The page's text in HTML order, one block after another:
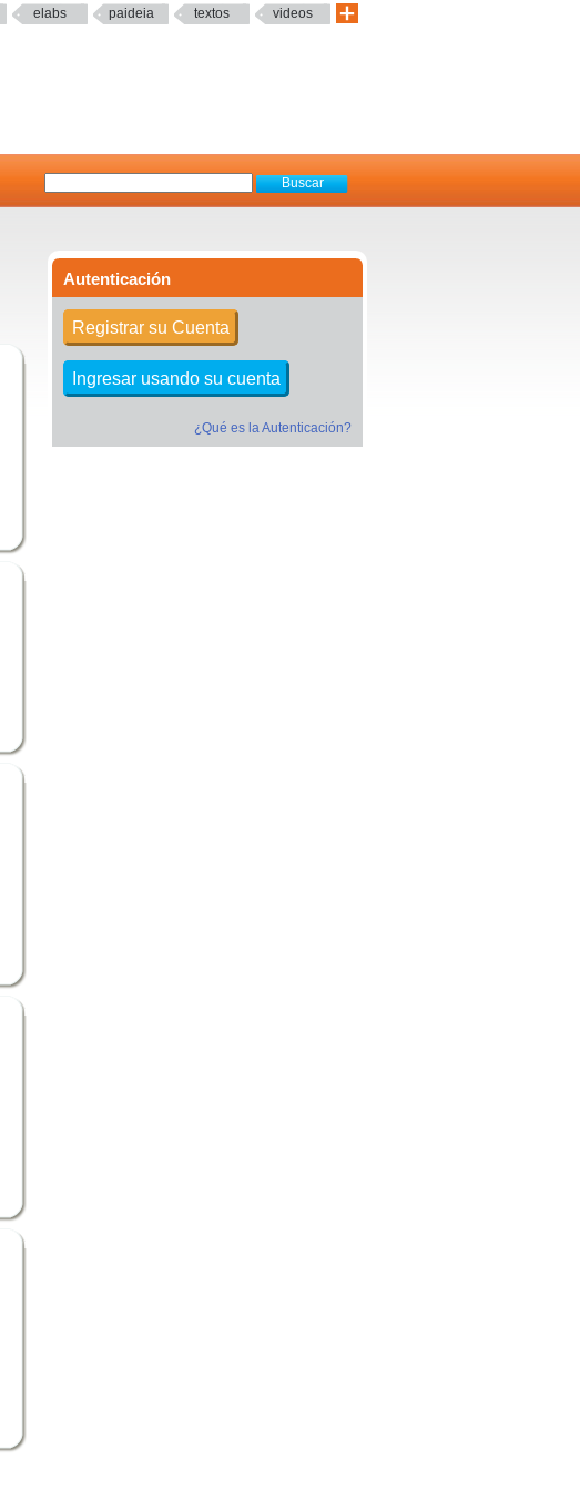
elabs paideia textos videos
Autenticación
Registrar su Cuenta
Ingresar usando su cuenta
¿Qué es la Autenticación?